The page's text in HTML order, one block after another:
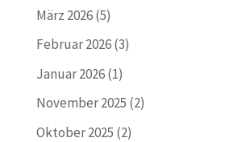
März 2026(5)
Februar 2026(3)
Januar 2026(1)
November 2025 (2)
Oktober 2025 (2)